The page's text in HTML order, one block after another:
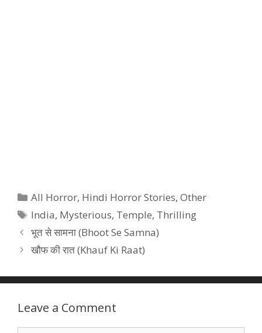
Categories
All Horror, Hindi Horror Stories,Other
Tags
India, Mysterious, Temple, Thrilling
भूत से सामना (Bhoot Se Samna)
खौफ की रात (Khauf Ki Raat)
Leave a Comment